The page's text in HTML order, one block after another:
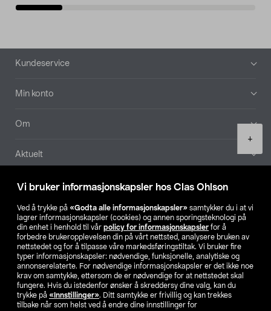
Vi bruker informasjonskapsler hos Clas Ohlson
Ved å trykke på «Godta alle informasjonskapsler» samtykker du i at vi
lagrer informasjonskapsler (cookies) og annen sporingsteknologi på
din enhet i henhold til vår policy for informasjonskapsler for å
forbedre brukeropplevelsen din på vårt nettsted, analysere bruken av
nettstedet og for å tilpasse våre markedsføringstiltak. Vi bruker fire
typer informasjonskapsler: nødvendige, funksjonelle, analytiske og
annonserelaterte. For nødvendige informasjonskapsler er det ikke noe
krav om samtykke, ettersom de er nødvendige for at nettstedet skal
fungere. Hvis du istedenfor ønsker å skreddersy dine valg, kan du
trykke på «Innstillinger». Ditt samtykke er frivillig og kan trekkes
tilbake når som helst ved å endre dine innstillinger for
+
Bunntekst
Kundeservice
Min konto
Om
Aktuelt
Våre selskaper
Finn din butikk
SE NO FI